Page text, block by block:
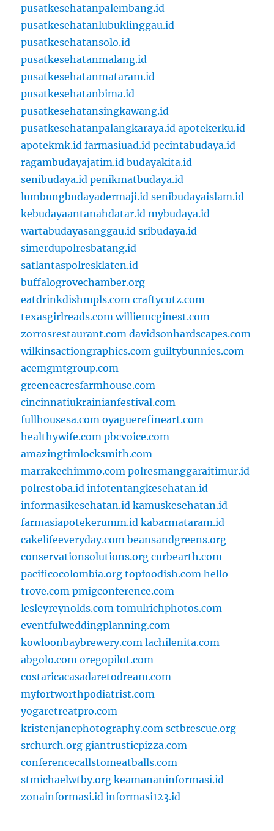
pusatkesehatanpalembang.id
pusatkesehatanlubuklinggau.id
pusatkesehatansolo.id
pusatkesehatanmalang.id
pusatkesehatanmataram.id
pusatkesehatanbima.id
pusatkesehatansingkawang.id
pusatkesehatanpalangkaraya.id apotekerku.id
apotekmk.id farmasiuad.id pecintabudaya.id
ragambudayajatim.id budayakita.id
senibudaya.id penikmatbudaya.id
lumbungbudayadermaji.id senibudayaislam.id
kebudayaantanahdatar.id mybudaya.id
wartabudayasanggau.id sribudaya.id
simerdupolresbatang.id
satlantaspolresklaten.id
buffalogrovechamber.org
eatdrinkdishmpls.com craftycutz.com
texasgirlreads.com williemcginest.com
zorrosrestaurant.com davidsonhardscapes.com
wilkinsactiongraphics.com guiltybunnies.com
acemgmtgroup.com
greeneacresfarmhouse.com
cincinnatiukrainianfestival.com
fullhousesa.com oyaguerefineart.com
healthywife.com pbcvoice.com
amazingtimlocksmith.com
marrakechimmo.com polresmanggaraitimur.id
polrestoba.id infotentangkesehatan.id
informasikesehatan.id kamuskesehatan.id
farmasiapotekerumm.id kabarmataram.id
cakelifeeveryday.com beansandgreens.org
conservationsolutions.org curbearth.com
pacificocolombia.org topfoodish.com hello-
trove.com pmigconference.com
lesleyreynolds.com tomulrichphotos.com
eventfulweddingplanning.com
kowloonbaybrewery.com lachilenita.com
abgolo.com oregopilot.com
costaricacasadaretodream.com
myfortworthpodiatrist.com
yogaretreatpro.com
kristenjanephotography.com sctbrescue.org
srchurch.org giantrusticpizza.com
conferencecallstomeatballs.com
stmichaelwtby.org keamananinformasi.id
zonainformasi.id informasi123.id